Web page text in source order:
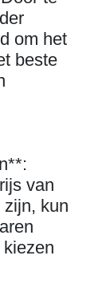
om het
beste
van
kun